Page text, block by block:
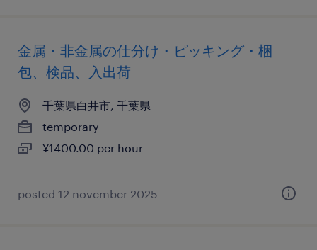
金属・非金属の仕分け・ピッキング・梱
包、検品、入出荷
千葉県白井市, 千葉県
temporary
¥1400.00 per hour
posted 12 november 2025